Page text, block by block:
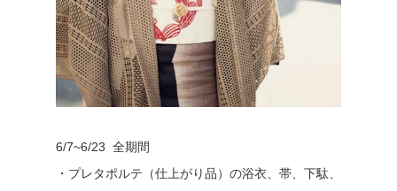
6/7~6/23 全期間
・プレタポルテ（仕上がり品）の浴衣、帯、下駄、